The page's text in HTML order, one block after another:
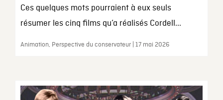
Ces quelques mots pourraient à eux seuls
résumer les cinq films qu’a réalisés Cordell...
Animation, Perspective du conservateur | 17 mai 2026